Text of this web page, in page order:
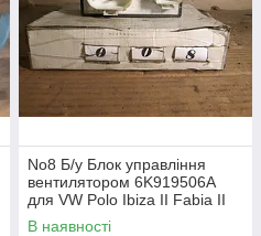
No8 Б/у Блок управління
вентилятором 6K919506A
для VW Polo Ibiza II Fabia II
1994-2001
В наявності